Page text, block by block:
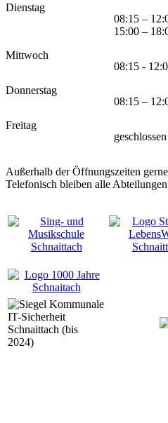
Dienstag
08:15 –
15:00 –
Mittwoch
08:15 -
Donnerstag
08:15 –
Freitag
geschlossen
Außerhalb der Öffnungszeiten
Telefonisch bleiben alle